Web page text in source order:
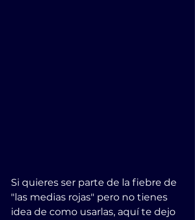
Si quieres ser parte de la fiebre de
"las medias rojas" pero no tienes
idea de como usarlas, aquí te dejo